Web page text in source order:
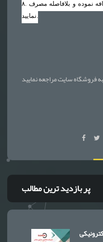
۸. در انتها ادویه های مورد نظر را اضافه نموده و بلافاصله مصرف
نمایید.
فروشگاه سایت مراجعه نمایید
پر بازدید ترین مطالب